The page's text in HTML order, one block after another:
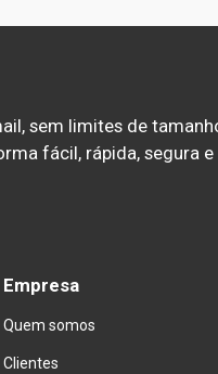
sem limites de
fácil, rápida, segura
Empresa
Quem somos
Clientes